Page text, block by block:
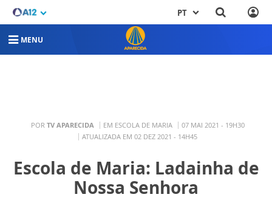
PT
MENU
POR TV APARECIDA EM ESCOLA DE MARIA
07 MAI 2021 - 19H30
ATUALIZADA EM 02 DEZ 2021 - 14H45
Escola de Maria: Ladainha de
Nossa Senhora